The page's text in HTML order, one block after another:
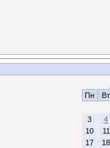
Пн
Вт
3
4
10
11
17
18